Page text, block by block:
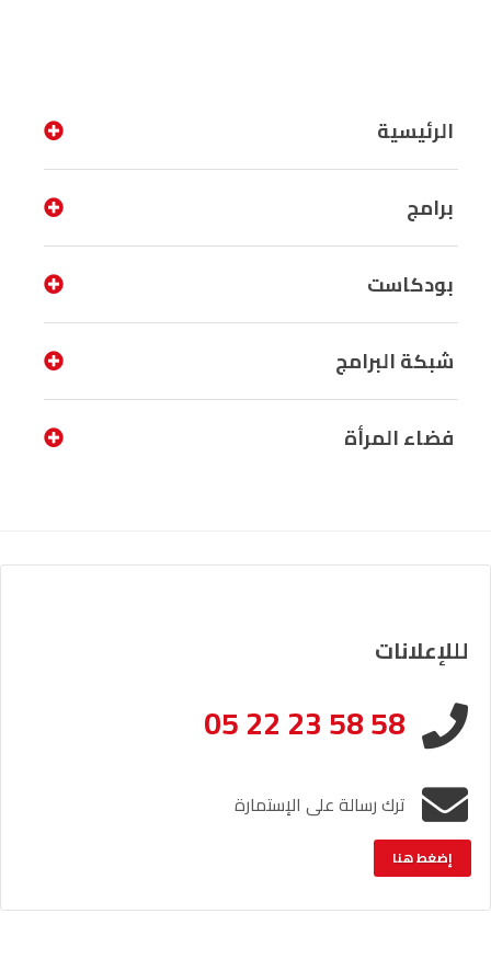
الرئيسية
برامج
بودكاست
شبكة البرامج
فضاء المرأة
لللإعلانات
05 22 23 58 58
ترك رسالة على الإستمارة
إضغط هنا